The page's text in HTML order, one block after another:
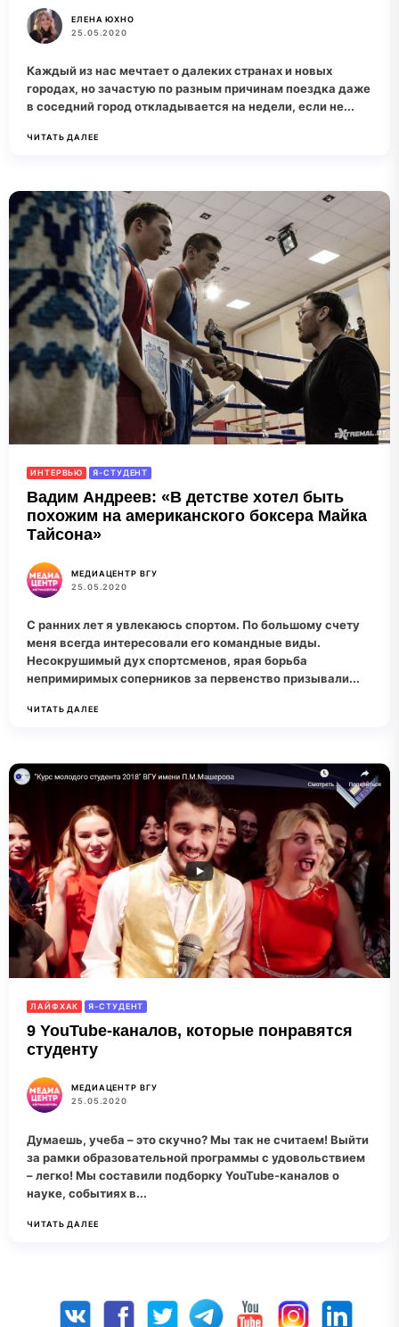
ЕЛЕНА ЮХНО
25.05.2020
Каждый из нас мечтает о далеких странах и новых
городах, но зачастую по разным причинам поездка даже
в соседний город откладывается на недели, если не...
ЧИТАТЬ ДАЛЕЕ
ИНТЕРВЬЮ Я-СТУДЕНТ
Вадим Андреев: «В детстве хотел быть
похожим на американского боксера Майка
Тайсона»
МЕДИАЦЕНТР ВГУ
25.05.2020
С ранних лет я увлекаюсь спортом. По большому счету
меня всегда интересовали его командные виды.
Несокрушимый дух спортсменов, ярая борьба
непримиримых соперников за первенство призывали...
ЧИТАТЬ ДАЛЕЕ
ЛАЙФХАК Я-СТУДЕНТ
9 YouTube-каналов, которые понравятся
студенту
МЕДИАЦЕНТР ВГУ
25.05.2020
Думаешь, учеба – это скучно? Мы так не считаем! Выйти
за рамки образовательной программы с удовольствием
– легко! Мы составили подборку YouTube-каналов о
науке, событиях в...
ЧИТАТЬ ДАЛЕЕ